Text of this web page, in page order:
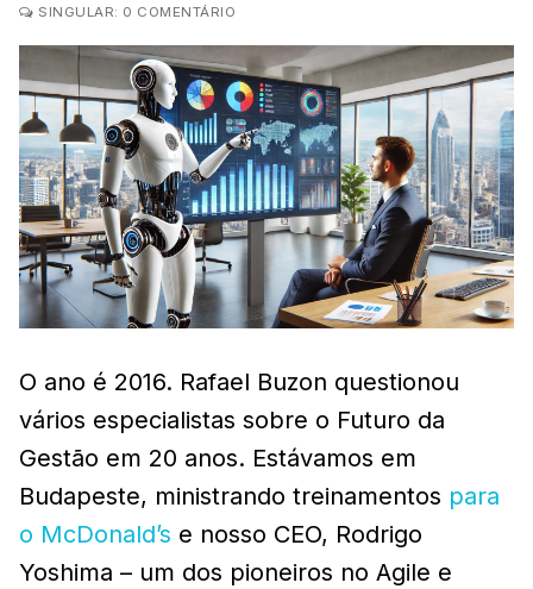
SINGULAR: 0 COMENTÁRIO
O ano é 2016. Rafael Buzon questionou
vários especialistas sobre o Futuro da
Gestão em 20 anos. Estávamos em
Budapeste, ministrando treinamentos para
o McDonald’s e nosso CEO, Rodrigo
Yoshima – um dos pioneiros no Agile e